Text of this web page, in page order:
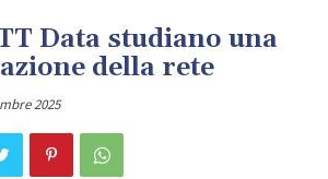
Data studiano una
della rete
2025